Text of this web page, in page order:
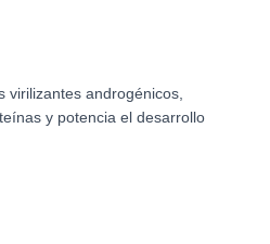
virilizantes androgénicos,
y potencia el desarrollo